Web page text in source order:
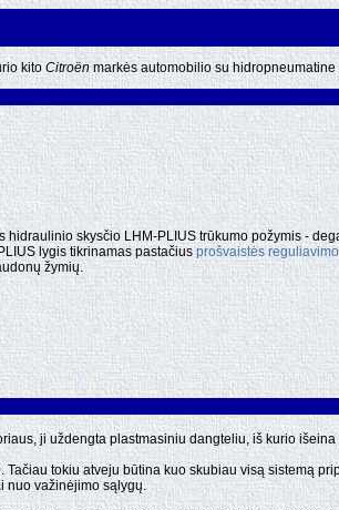
kitoCitroën markės automobilio su
hidraulinio skysčio LHM-PLIUS trūkumo požymis -
lygis tikrinamas pastačius prošvaistės reguliavimo
žymių.
ji uždengta plastmasiniu dangteliu, iš kurio
tokiu atveju būtina kuo skubiau visą sistemą
nuo važinėjimo sąlygų.